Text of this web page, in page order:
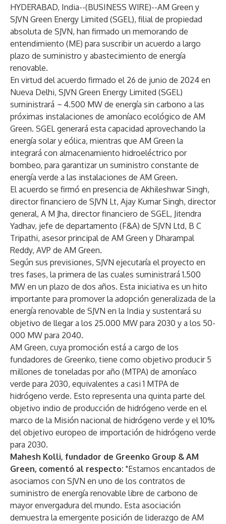
HYDERABAD, India--(BUSINESS WIRE)--AM Green y
SJVN Green Energy Limited (SGEL), filial de propiedad
absoluta de SJVN, han firmado un memorando de
entendimiento (ME) para suscribir un acuerdo a largo
plazo de suministro y abastecimiento de energía
renovable.
En virtud del acuerdo firmado el 26 de junio de 2024 en
Nueva Delhi, SJVN Green Energy Limited (SGEL)
suministrará ~4.500 MW de energía sin carbono a las
próximas instalaciones de amoníaco ecológico de AM
Green. SGEL generará esta capacidad aprovechando la
energía solar y eólica, mientras que AM Green la
integrará con almacenamiento hidroeléctrico por
bombeo, para garantizar un suministro constante de
energía verde a las instalaciones de AM Green.
El acuerdo se firmó en presencia de Akhileshwar Singh,
director financiero de SJVN Lt, Ajay Kumar Singh, director
general, A M Jha, director financiero de SGEL, Jitendra
Yadhav, jefe de departamento (F&A) de SJVN Ltd, B C
Tripathi, asesor principal de AM Green y Dharampal
Reddy, AVP de AM Green.
Según sus previsiones, SJVN ejecutaría el proyecto en
tres fases, la primera de las cuales suministrará 1.500
MW en un plazo de dos años. Esta iniciativa es un hito
importante para promover la adopción generalizada de la
energía renovable de SJVN en la India y sustentará su
objetivo de llegar a los 25.000 MW para 2030 y a los 50-
000 MW para 2040.
AM Green, cuya promoción está a cargo de los
fundadores de Greenko, tiene como objetivo producir 5
millones de toneladas por año (MTPA) de amoníaco
verde para 2030, equivalentes a casi 1 MTPA de
hidrógeno verde. Esto representa una quinta parte del
objetivo indio de producción de hidrógeno verde en el
marco de la Misión nacional de hidrógeno verde y el 10%
del objetivo europeo de importación de hidrógeno verde
para 2030.
Mahesh Kolli, fundador de Greenko Group & AM
Green, comentó al respecto: "Estamos encantados de
asociarnos con SJVN en uno de los contratos de
suministro de energía renovable libre de carbono de
mayor envergadura del mundo. Esta asociación
demuestra la emergente posición de liderazgo de AM